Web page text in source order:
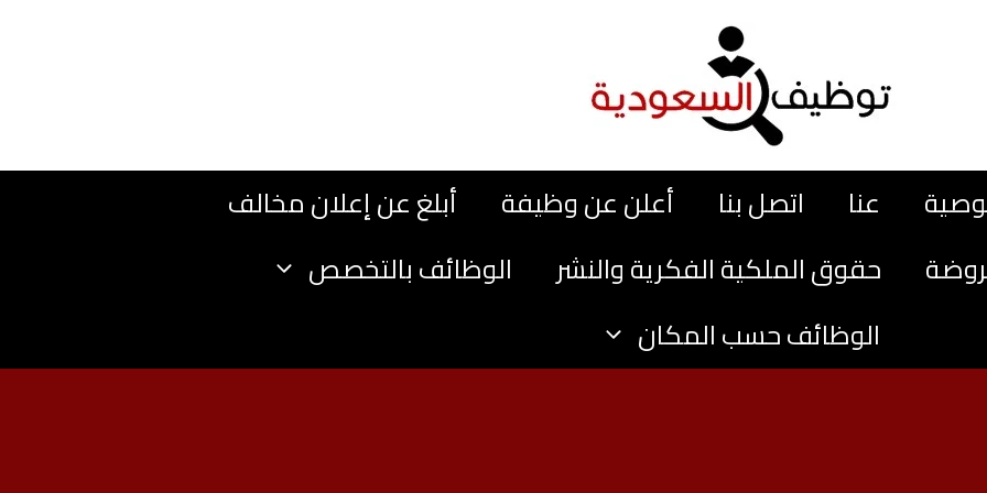
عنا اتصل بنا أعلن عن وظيفة
أبلغ عن إعلان مخالف
حقوق الملكية الفكرية والنشر
الوظائف بالتخصص
الوظائف حسب المكان